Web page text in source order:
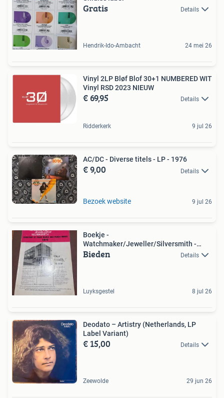
Gratis Details
Hendrik-Ido-Ambacht 24 mei 26
Vinyl 2LP Bløf Blof 30+1 NUMBERED WIT
Vinyl RSD 2023 NIEUW
€ 69,95 Details
Ridderkerk 9 jul 26
AC/DC - Diverse titels - LP - 1976
€ 9,00 Details
Bezoek website 9 jul 26
Boekje -
Watchmaker/Jeweller/Silversmith -
1972
Bieden Details
Luyksgestel 8 jul 26
Deodato – Artistry (Netherlands, LP
Label Variant)
€ 15,00 Details
Zeewolde 29 jun 26